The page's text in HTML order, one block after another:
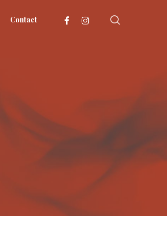
Contact facebookinstagram